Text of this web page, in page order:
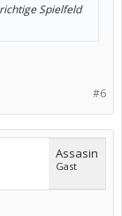
Spielfeld
#6
Assasin
Gast